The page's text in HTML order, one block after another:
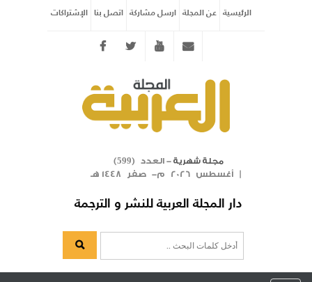
الرئيسية عن المجلة ارسل مشاركة اتصل بنا الإشتراكات
Twitter youtube
مجلة شهرية- العدد ( 599
)
| أغسطس 2026 م- صفر 1448 هـ
دار المجلة العربية للنشر و الترجمة